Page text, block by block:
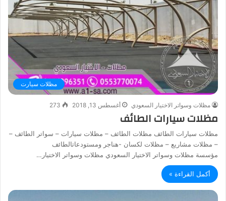
مظلات سيارت
مظلات وسواتر الاختيار السعودي أغسطس 13, 2018 273
مظلات سيارات الطائف
مظلات سيارات الطائف مظلات الطائف – مظلات سيارات – سواتر الطائف –
– مظلات مشاريع – مظلات لكسان -هناجر ومستودعاتالطائف
مؤسسة مظلات وسواتر الاختيار السعودي مظلات وسواتر الاختيار…
أكمل القراءة »